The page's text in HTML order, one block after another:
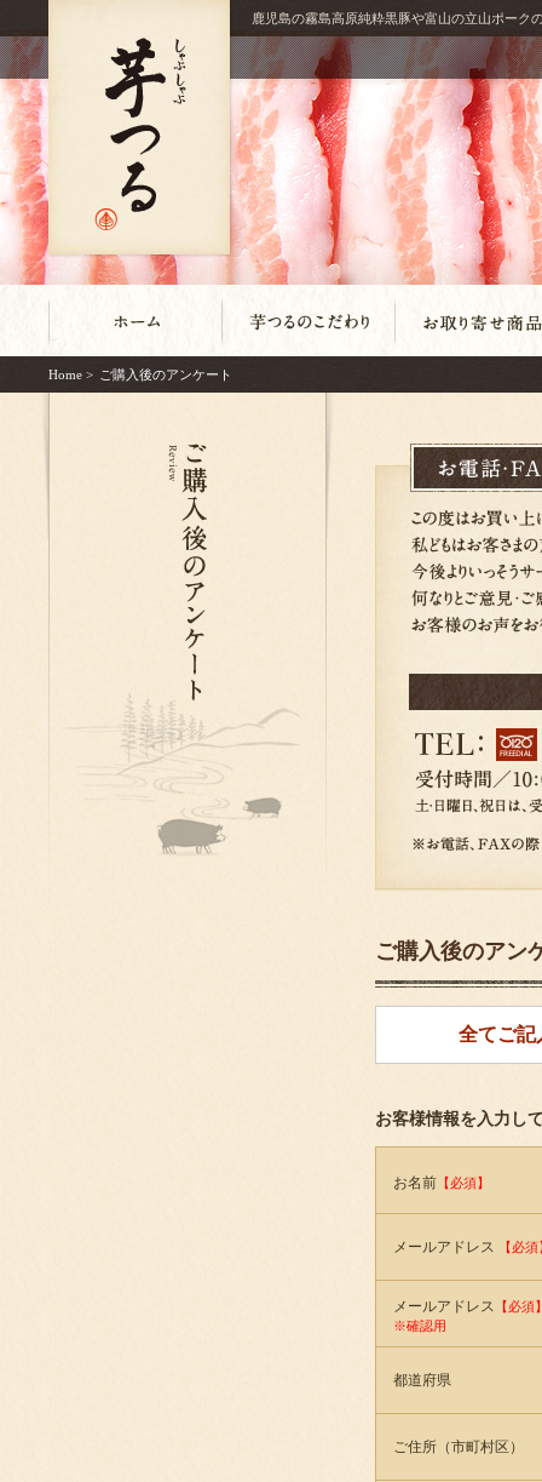
鹿児島の霧島高原純粋黒豚や富山の立山ポーク
Home > ご購入後のアンケート
ご購入後のアン
全てご記
お客様情報を入力し
お名前 【必須】
メールアドレス 【必
メールアドレス 【必須
※確認用
都道府県
ご住所（市町村区）